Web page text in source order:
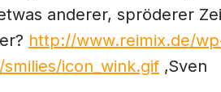
anderer, spröderer
http://www.reimix.de/
icon_wink.gif ‚Sven